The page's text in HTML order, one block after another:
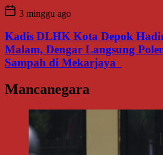
3 minggu ago
Kadis DLHK Kota Depok
Malam, Dengar Langsung
Sampah di Mekarjaya
Mancanegara